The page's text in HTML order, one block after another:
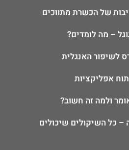
של הכשרת מתווכים
– מה לומדים?
לשיפור האנגלית
אפליקציות
ולמה זה חשוב?
– כל השיקולים שיכולים